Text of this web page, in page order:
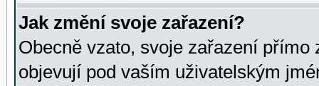
Jak změní svoje zařazení?
Obecně vzato, svoje zařazení přímo
objevují pod vaším uživatelským